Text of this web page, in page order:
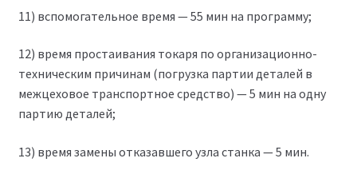
11) вспомогательное время — 55 мин на программу;
12) время простаивания токаря по организационно-
техническим причинам (погрузка партии деталей в
межцеховое транспортное средство) — 5 мин на одну
партию деталей;
13) время замены отказавшего узла станка — 5 мин.